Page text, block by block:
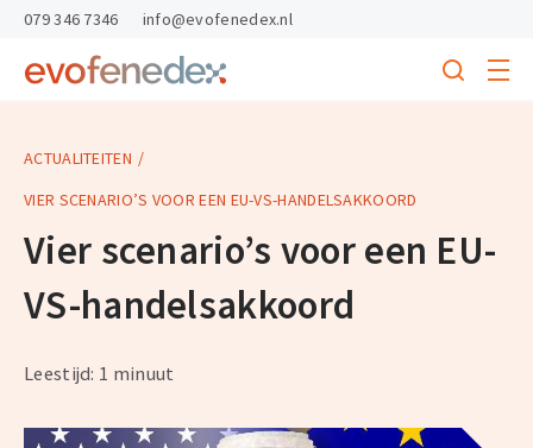
skipToContent
skipToFooter
Return
homepage
Search
menu
079 346 7346 info@evofenedex.nl
ACTUALITEITEN
VIER SCENARIO’S VOOR EEN EU-VS-HANDELSAKKOORD
Vier scenario’s voor een EU-
VS-handelsakkoord
Leestijd: 1 minuut